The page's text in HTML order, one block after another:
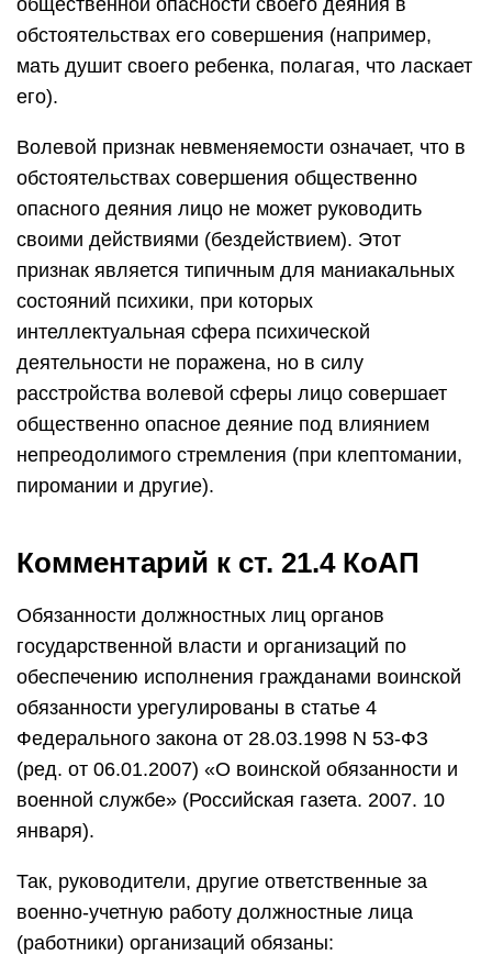
общественной опасности своего деяния в
обстоятельствах его совершения (например,
мать душит своего ребенка, полагая, что ласкает
его).
Волевой признак невменяемости означает, что в
обстоятельствах совершения общественно
опасного деяния лицо не может руководить
своими действиями (бездействием). Этот
признак является типичным для маниакальных
состояний психики, при которых
интеллектуальная сфера психической
деятельности не поражена, но в силу
расстройства волевой сферы лицо совершает
общественно опасное деяние под влиянием
непреодолимого стремления (при клептомании,
пиромании и другие).
Комментарий к ст. 21.4 КоАП
Обязанности должностных лиц органов
государственной власти и организаций по
обеспечению исполнения гражданами воинской
обязанности урегулированы в статье 4
Федерального закона от 28.03.1998 N 53-ФЗ
(ред. от 06.01.2007) «О воинской обязанности и
военной службе» (Российская газета. 2007. 10
января).
Так, руководители, другие ответственные за
военно-учетную работу должностные лица
(работники) организаций обязаны: